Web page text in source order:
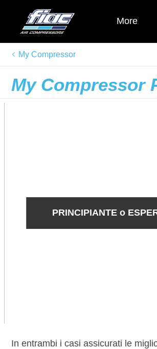
More
My Compressor
My Compressor
PRINCIPIANTE o
In entrambi i casi assicurati le